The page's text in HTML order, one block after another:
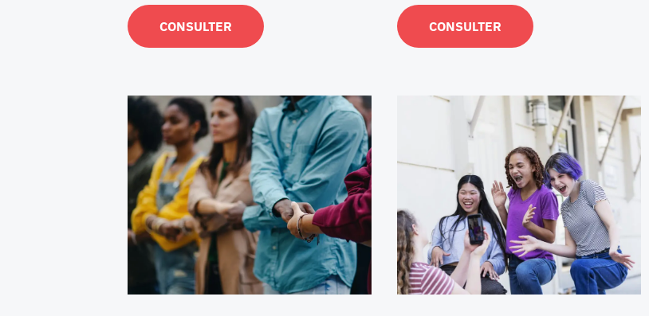
CONSULTER CONSULTER